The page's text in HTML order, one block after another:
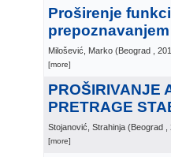
Proširenje
Milošević, Marko (Beograd ,
[more]
PROŠIRIVANJE
PRETRAGE
Stojanović, Strahinja (Beograd
[more]